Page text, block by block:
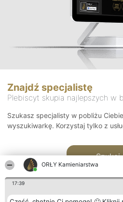
ORŁY Kamieniarstwa
17:39
Znajdź specjalistę
Plebiscyt skupia najlepszych w
Szukasz specjalisty w pobliżu
wyszukiwarkę. Korzystaj tylko z
Szukaj